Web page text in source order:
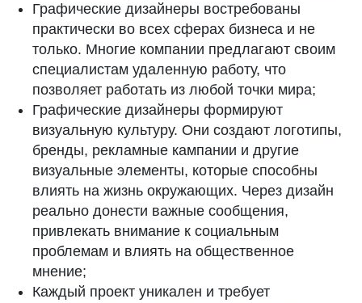
Графические дизайнеры востребованы
практически во всех сферах бизнеса и не
только. Многие компании предлагают своим
специалистам удаленную работу, что
позволяет работать из любой точки мира;
Графические дизайнеры формируют
визуальную культуру. Они создают логотипы,
бренды, рекламные кампании и другие
визуальные элементы, которые способны
влиять на жизнь окружающих. Через дизайн
реально донести важные сообщения,
привлекать внимание к социальным
проблемам и влиять на общественное
мнение;
Каждый проект уникален и требует